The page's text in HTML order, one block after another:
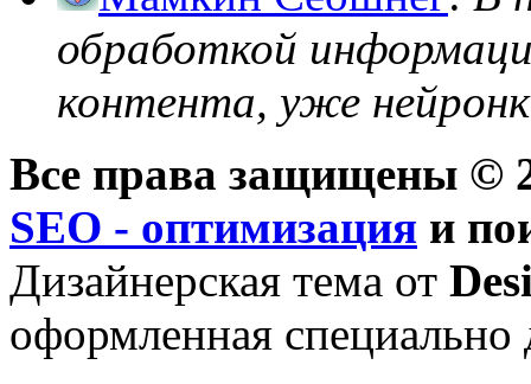
обработкой
контента, уже
Все права защищены ©
SEO - оптимизация и
Дизайнерская тема от
оформленная